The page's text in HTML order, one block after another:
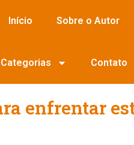
Início Sobre o Autor
Categorias Contato
enfrentar